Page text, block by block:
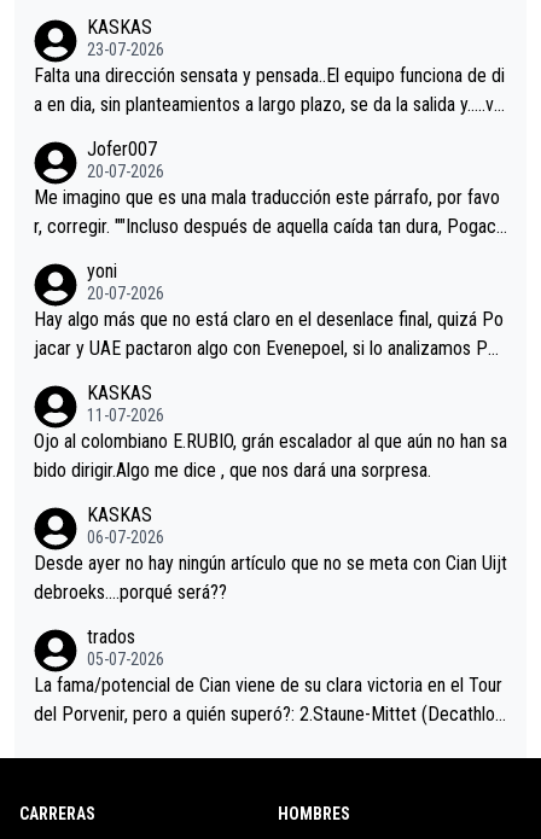
KASKAS
23-07-2026
Falta una dirección sensata y pensada..El equipo funciona de di
a en dia, sin planteamientos a largo plazo, se da la salida y…..ve
Minguez, Velez etc etc.Me da pena vivir estos momentos tan
tristes sin victorias.
Jofer007
20-07-2026
Me imagino que es una mala traducción este párrafo, por favo
r, corregir. ""Incluso después de aquella caída tan dura, Pogaca
permaneció pegado a su rueda. Parecía increíble la forma en l
a que era capaz de controlar el miedo", recordó."
yoni
20-07-2026
Hay algo más que no está claro en el desenlace final, quizá Po
jacar y UAE pactaron algo con Evenepoel, si lo analizamos Poj
i sin pedalear, luego está el saludo con Evenepoel dándose la
mano de una manera muy fraternal, más allá de los típicos toqu
es en el hombro con que saludaba a Vingegard. Ahí hubo una in
eta, a ver si por querer poner a Del Toro con calzador en posi
ción de podio UAE y Pojacar se van complicar el tour.
KASKAS
11-07-2026
Ojo al colombiano E.RUBIO, grán escalador al que aún no han sa
bido dirigir.Algo me dice , que nos dará una sorpresa.
KASKAS
06-07-2026
Desde ayer no hay ningún artículo que no se meta con Cian Uijt
debroeks….porqué será??
trados
05-07-2026
La fama/potencial de Cian viene de su clara victoria en el Tour
del Porvenir, pero a quién superó?: 2.Staune-Mittet (Decathlon,
8.Lenny Martinez (Bahrein), 9. Van Belle (Visma), 10. Vacek (Li
CARRERAS HOMBRES